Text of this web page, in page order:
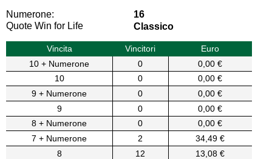
Numerone:
16
Quote Win for Life
Classico
Vincita Vincitori
Euro
10 + Numerone
0
0,00 €
10
0
0,00 €
9 + Numerone
0
0,00 €
9
0
0,00 €
8 + Numerone
0
0,00 €
7 + Numerone
2
34,49 €
8
12
13,08 €